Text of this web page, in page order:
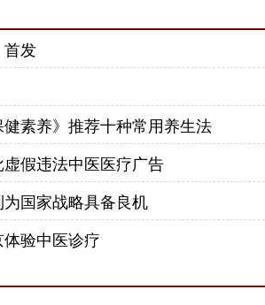
首发
健素养》推荐十种常用养生法
假违法中医医疗广告
国家战略具备良机
验中医诊疗